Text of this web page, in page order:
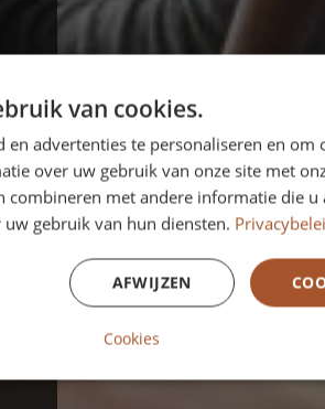
van cookies.
advertenties te personaliseren en om
over uw gebruik van onze site met
combineren met andere informatie die
gebruik van hun diensten.
AFWIJZEN
Cookies